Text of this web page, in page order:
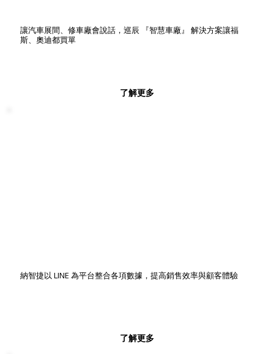
讓汽車展間、修車廠會說話，巡辰 『智慧車廠』 解決方案讓福
斯、奧迪都買單
了解更多
納智捷以 LINE 為平台整合各項數據，提高銷售效率與顧客體驗
了解更多